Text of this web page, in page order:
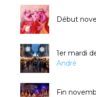
Début
1er mardi
André
Fin